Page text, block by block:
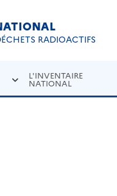
RADIOACTIFS
L'INVENTAIRE
NATIONAL